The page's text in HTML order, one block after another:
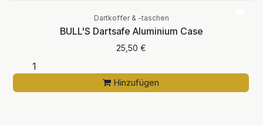
Dartkoffer & -taschen
BULL'S Dartsafe Aluminium Case
25,50 €
Hinzufügen